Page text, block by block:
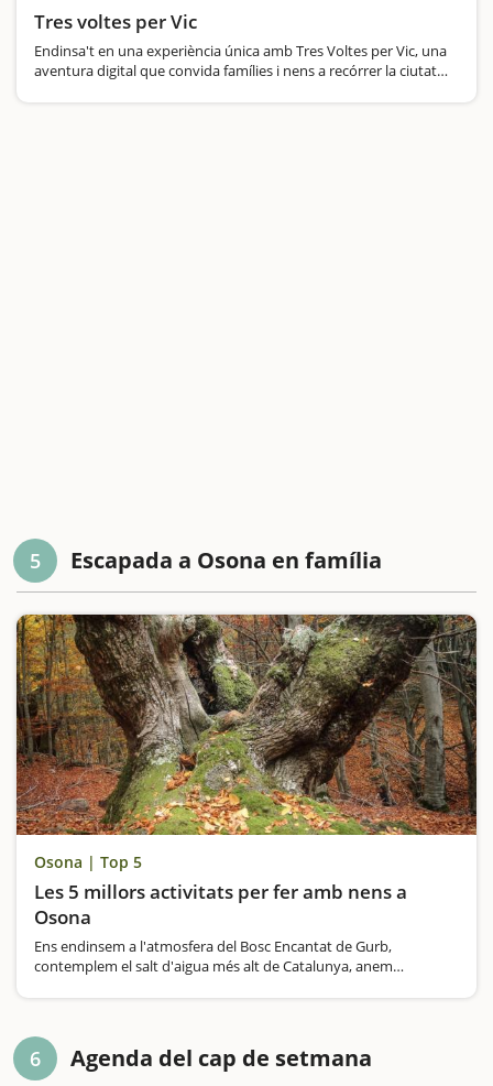
Tres voltes per Vic
Endinsa't en una experiència única amb Tres Voltes per Vic, una
aventura digital que convida famílies i nens a recórrer la ciutat
5 Escapada a Osona en família
Osona | Top 5
Les 5 millors activitats per fer amb nens a
Osona
Ens endinsem a l'atmosfera del Bosc Encantat de Gurb,
contemplem el salt d'aigua més alt de Catalunya, anem
6 Agenda del cap de setmana